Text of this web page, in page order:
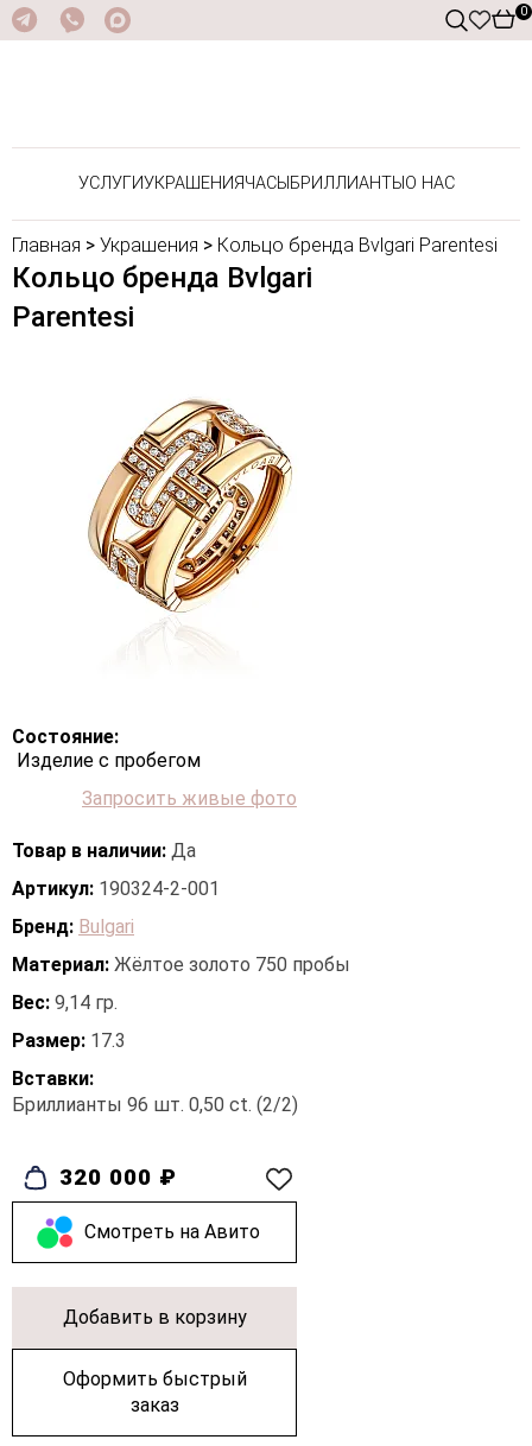
0
УСЛУГИУКРАШЕНИЯЧАСЫ БРИЛЛИАНТЫ О НАС
Главная > Украшения > Кольцо бренда Bvlgari Parentesi
Кольцо бренда Bvlgari
Parentesi
Состояние:
Изделие с пробегом
Запросить живые фото
Товар в наличии: Да
Артикул: 190324-2-001
Бренд: Bulgari
Материал: Жёлтое золото 750 пробы
Вес: 9,14 гр.
Размер: 17.3
Вставки:
Бриллианты 96 шт. 0,50 ct. (2/2)
320 000 ₽
Cмотреть на Авито
Добавить в корзину
Оформить быстрый
заказ